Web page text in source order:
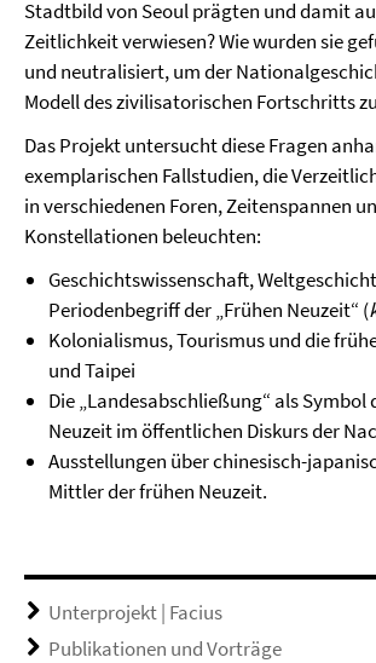
Stadtbild von Seoul prägten und damit
Zeitlichkeit verwiesen? Wie wurden sie
und neutralisiert, um der
Modell des zivilisatorischen Fortschritts
Das Projekt untersucht diese Fragen
exemplarischen Fallstudien, die
in verschiedenen Foren, Zeitenspannen
Konstellationen beleuchten:
Geschichtswissenschaft,
Periodenbegriff der „Frühen Neuzeit“ (
Kolonialismus, Tourismus und die
und Taipei
Die „Landesabschließung“ als Symbol
Neuzeit im öffentlichen Diskurs der
Ausstellungen über chinesisch-
Mittler der frühen Neuzeit.
Unterprojekt | Facius
Publikationen und Vorträge